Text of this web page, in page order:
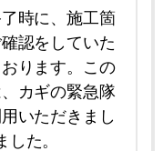
時に、施工箇
認をしていた
ります。この
カギの緊急隊
いただきまし
た。